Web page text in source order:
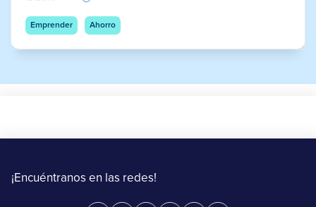
Emprender Ahorro
¡Encuéntranos en las redes!